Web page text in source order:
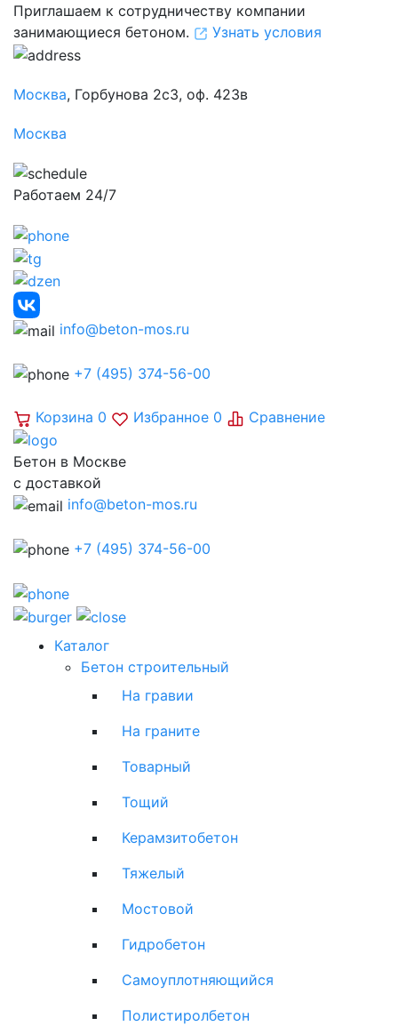
Приглашаем к сотрудничеству компании
занимающиеся бетоном.
Узнать условия
Москва, Горбунова 2с3, оф. 423в
Москва
Работаем 24/7
info@beton-mos.ru
+7 (495) 374-56-00
Корзина 0 Избранное 0 Сравнение
Бетон в Москве
с доставкой
info@beton-mos.ru
+7 (495) 374-56-00
Каталог
Бетон строительный
На гравии
На граните
Товарный
Тощий
Керамзитобетон
Тяжелый
Мостовой
Гидробетон
Самоуплотняющийся
Полистиролбетон